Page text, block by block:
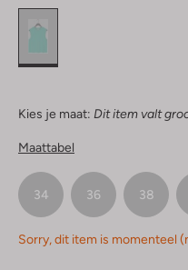
Kies je maat: Dit item valt
Maattabel
34 36 38
Sorry, dit item is momenteel